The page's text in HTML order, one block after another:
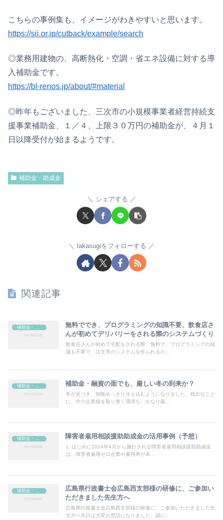
こちらの事例集も、イメージがわきやすいと思います。
https://sii.or.jp/cutback/example/search
◎業務用建物の、高断熱化・空調・省エネ設備に対する導
入補助金です。
https://bl-renos.jp/about/#material
◎昨年もございました、三次市の小規模事業者経営持続支
援事業補助金、１／４、上限３０万円の補助金が、４月１
日以降受付が始まるようです。
補助金・助成金
シェアする
takasugiをフォローする
関連記事
補助金・助成金
無料ででき、プログラミングの知識不要、飲食店さ
んが初めてデリバリーをされる際のシステムづくり
飲食店さんが初めて宅配をされる際、無料で、プログラミングの知
識も不要で、注文等のシステムを作られるの...
補助金・助成金 補助金・融資の面でも、厳しい冬の到来か？
冬が近づき、朝晩めっきり冷え込むようになりました。残念なこと
に、中小企業様を取り巻く環境も、かなり厳...
障害者雇用相談援助助成金の活用事例（予想）
1. はじめに2024年4月から施行される障害者雇用相談援助助成金
は、障害者雇用ゼロ企業や雇用率が未...
補助金・助成金
広島県行政書士会広島西支部様の研修に、ご参加い
ただきました先生方へ
広島県行政書士会広島西支部様の研修に、ご参加いただきました先
生方へ先日は大変お世話になりました、誠に...